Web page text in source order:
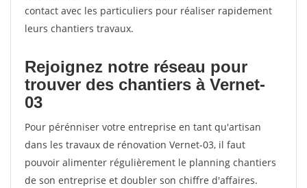
contact avec les particuliers pour réaliser rapidement
leurs chantiers travaux.
Rejoignez notre réseau pour
trouver des chantiers à Vernet-
03
Pour pérénniser votre entreprise en tant qu'artisan
dans les travaux de rénovation Vernet-03, il faut
pouvoir alimenter régulièrement le planning chantiers
de son entreprise et doubler son chiffre d'affaires.